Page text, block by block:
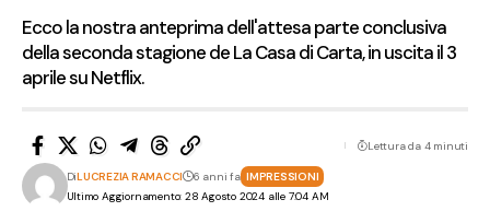
Ecco la nostra anteprima dell'attesa parte conclusiva
della seconda stagione de La Casa di Carta, in uscita il 3
aprile su Netflix.
Ultimo Aggiornamento: 28 Agosto 2024 alle 7:04 AM
DiLUCREZIA RAMACCI 6 anni fa IMPRESSIONI
Lettura da 4 minuti